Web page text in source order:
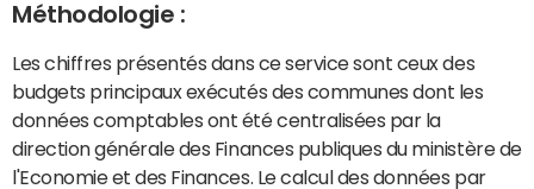
Méthodologie :
Les chiffres présentés dans ce service sont ceux des
budgets principaux exécutés des communes dont les
données comptables ont été centralisées par la
direction générale des Finances publiques du ministère de
l'Economie et des Finances. Le calcul des données par